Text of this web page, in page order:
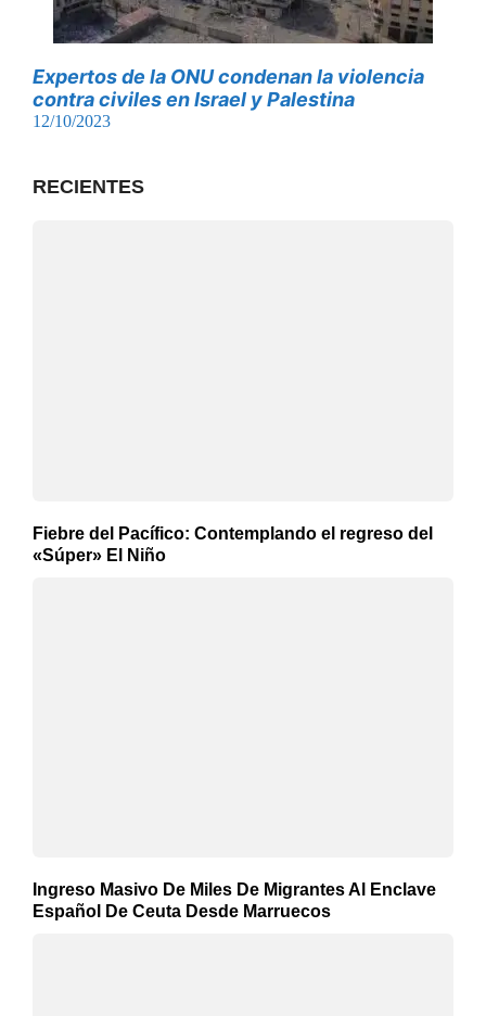
Expertos de la ONU condenan la violencia
contra civiles en Israel y Palestina
12/10/2023
RECIENTES
Fiebre del Pacífico: Contemplando el regreso del
«Súper» El Niño
Ingreso Masivo De Miles De Migrantes Al Enclave
Español De Ceuta Desde Marruecos